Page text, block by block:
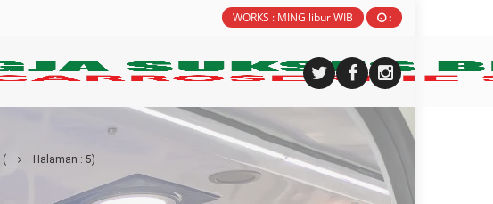
WORKS : MING libur WIB :
( Halaman : 5)